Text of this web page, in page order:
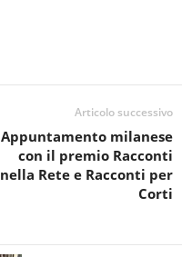
Articolo successivo
Appuntamento milanese
con il premio Racconti
nella Rete e Racconti per
Corti